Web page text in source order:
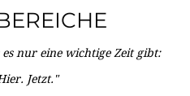
nur eine wichtige Zeit gibt:
Jetzt."